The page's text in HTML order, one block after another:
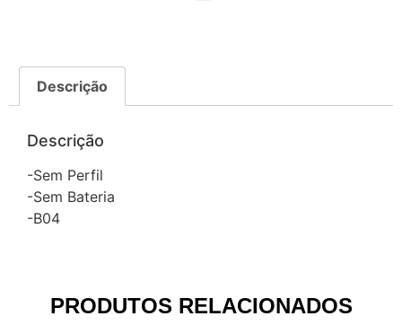
Descrição
Descrição
-Sem Perfil
-Sem Bateria
-B04
PRODUTOS RELACIONADOS